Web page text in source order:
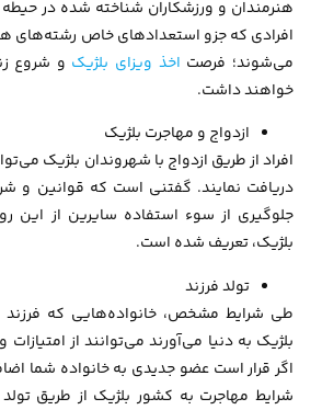
هنرمندان و ورزشکاران شناخته شده در
افرادی که جزو استعدادهای خاص
می‌شوند؛ فرصت اخذ ویزای بلژیک و شروع
خواهند داشت.
ازدواج و مهاجرت بلژیک
افراد از طریق ازدواج با شهروندان بلژیک
دریافت نمایند. گفتنی است که قوانین و
جلوگیری از سوء استفاده سایرین از
بلژیک، تعریف شده است.
تولد فرزند
طی شرایط مشخص، خانواده‌هایی که
بلژیک به دنیا می‌آورند می‌توانند از
اگر قرار است عضو جدیدی به خانواده شما
شرایط مهاجرت به کشور بلژیک از طریق تولد